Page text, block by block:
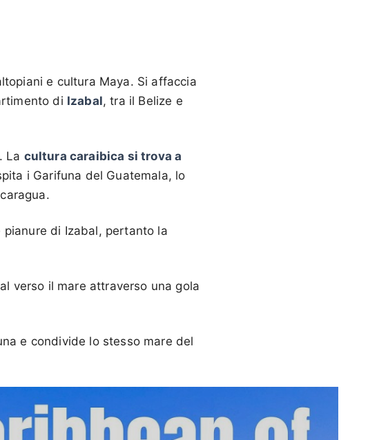
e cultura Maya. Si affaccia
di Izabal, tra il Belize e
La cultura caraibica si trova a
i Garifuna del Guatemala, lo
pianure di Izabal, pertanto la
verso il mare attraverso una gola
e condivide lo stesso mare del